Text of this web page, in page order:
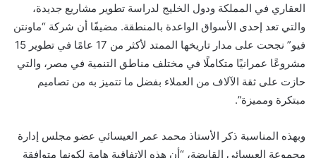
العقاري في المملكة ودول الخليج لدراسة تطوير مشاريع جديدة،
والتي تعد إحدى الأسواق الواعدة بالمنطقة. مضيفًا أن شركة “ماونتن
فيو” نجحت على مدار تاريخها الممتد لأكثر من 17 عامًا في تطوير 15
مشروعًا عمرانيًا متكاملًا في مختلف مناطق التنمية في مصر، والتي
حازت على ثقة الآلاف من العملاء بفضل ما تتميز به من تصاميم
مبتكرة ومميزة”.
وبهذه المناسبة ذكر الأستاذ محمد عمر العيسائي عضو مجلس إدارة
مجموعة العيسائي القابضة، “أن هذه الاتفاقية هامة لكونها متوافقة